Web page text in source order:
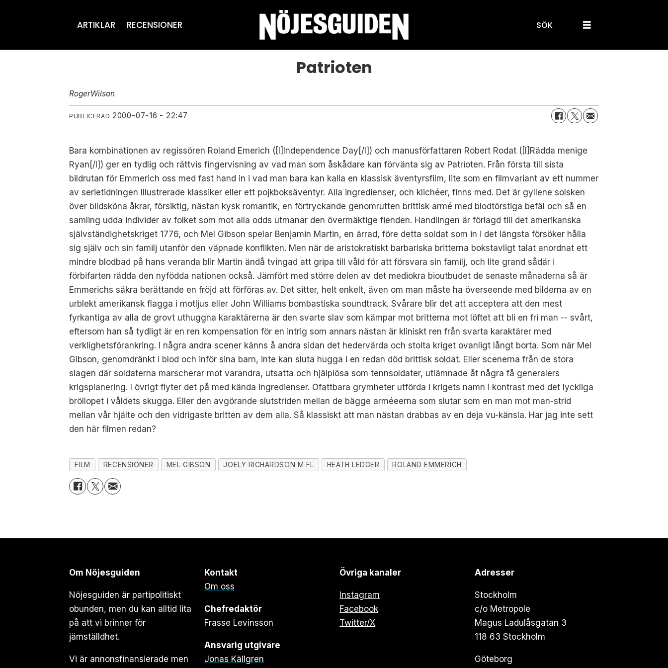
ARTIKLAR RECENSIONER SÖK
Patrioten
RogerWilson
PUBLICERAD 2000-07-16 - 22:47
Bara kombinationen av regissören Roland Emerich ([I]Independence Day[/I]) och manusförfattaren Robert Rodat ([I]Rädda menige
Ryan[/I]) ger en tydlig och rättvis fingervisning av vad man som åskådare kan förvänta sig av Patrioten. Från första till sista
bildrutan för Emmerich oss med fast hand in i vad man bara kan kalla en klassisk äventyrsfilm, lite som en filmvariant av ett nummer
av serietidningen Illustrerade klassiker eller ett pojkboksäventyr. Alla ingredienser, och klichéer, finns med. Det är gyllene solsken
över bildsköna åkrar, försiktig, nästan kysk romantik, en förtryckande genomrutten brittisk armé med blodtörstiga befäl och så en
samling udda individer av folket som mot alla odds utmanar den övermäktige fienden. Handlingen är förlagd till det amerikanska
självständighetskriget 1776, och Mel Gibson spelar Benjamin Martin, en ärrad, före detta soldat som in i det längsta försöker hålla
sig själv och sin familj utanför den väpnade konflikten. Men när de aristokratiskt barbariska britterna bokstavligt talat anordnat ett
mindre blodbad på hans veranda blir Martin ändå tvingad att gripa till våld för att försvara sin familj, och lite grand sådär i
förbifarten rädda den nyfödda nationen också. Jämfört med större delen av det mediokra bioutbudet de senaste månaderna så är
Emmerichs säkra berättande en fröjd att förföras av. Det sitter, helt enkelt, även om man måste ha överseende med bilderna av en
urblekt amerikansk flagga i motljus eller John Williams bombastiska soundtrack. Svårare blir det att acceptera att den mest
fyrkantiga av alla de grovt uthuggna karaktärerna är den svarte slav som kämpar mot britterna mot löftet att bli en fri man -- svårt,
eftersom han så tydligt är en ren kompensation för en intrig som annars nästan är kliniskt ren från svarta karaktärer med
verklighetsförankring. I några andra scener känns å andra sidan det hedervärda och stolta kriget ovanligt långt borta. Som när Mel
Gibson, genomdränkt i blod och inför sina barn, inte kan sluta hugga i en redan död brittisk soldat. Eller scenerna från de stora
slagen där soldaterna marscherar mot varandra, utsatta och hjälplösa som tennsoldater, utlämnade åt några få generalers
krigsplanering. I övrigt flyter det på med kända ingredienser. Ofattbara grymheter utförda i krigets namn i kontrast med det lyckliga
bröllopet i våldets skugga. Eller den avgörande slutstriden mellan de bägge arméeerna som slutar som en man mot man-strid
mellan vår hjälte och den vidrigaste britten av dem alla. Så klassiskt att man nästan drabbas av en deja vu-känsla. Har jag inte sett
den här filmen redan?
FILM RECENSIONER MEL GIBSON JOELY RICHARDSON M FL HEATH LEDGER ROLAND EMMERICH
Om Nöjesguiden
Nöjesguiden är partipolitiskt
obunden, men du kan alltid lita
på att vi brinner för
jämställdhet.
Vi är annonsfinansierade men
Kontakt
Om oss
Chefredaktör
Frasse Levinsson
Ansvarig utgivare
Jonas Källgren
Övriga kanaler
Instagram
Facebook
Twitter/X
Adresser
Stockholm
c/o Metropole
Magus Ladulåsgatan 3
118 63 Stockholm
Göteborg